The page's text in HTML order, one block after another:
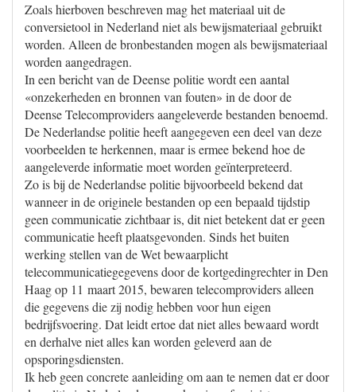
Zoals hierboven beschreven mag het materiaal uit de
conversietool in Nederland niet als bewijsmateriaal gebruikt
worden. Alleen de bronbestanden mogen als bewijsmateriaal
worden aangedragen.
In een bericht van de Deense politie wordt een aantal
«onzekerheden en bronnen van fouten» in de door de
Deense Telecomproviders aangeleverde bestanden benoemd.
De Nederlandse politie heeft aangegeven een deel van deze
voorbeelden te herkennen, maar is ermee bekend hoe de
aangeleverde informatie moet worden geïnterpreteerd.
Zo is bij de Nederlandse politie bijvoorbeeld bekend dat
wanneer in de originele bestanden op een bepaald tijdstip
geen communicatie zichtbaar is, dit niet betekent dat er geen
communicatie heeft plaatsgevonden. Sinds het buiten
werking stellen van de Wet bewaarplicht
telecommunicatiegegevens door de kortgedingrechter in Den
Haag op 11 maart 2015, bewaren telecomproviders alleen
die gegevens die zij nodig hebben voor hun eigen
bedrijfsvoering. Dat leidt ertoe dat niet alles bewaard wordt
en derhalve niet alles kan worden geleverd aan de
opsporingsdiensten.
Ik heb geen concrete aanleiding om aan te nemen dat er door